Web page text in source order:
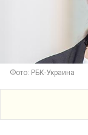
Фото: РБК-Украина